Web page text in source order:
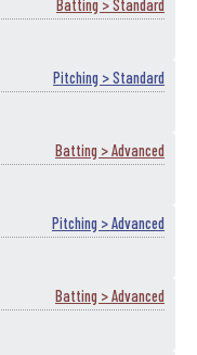
Batting > Standard
Pitching > Standard
Batting > Advanced
Pitching > Advanced
Batting > Advanced